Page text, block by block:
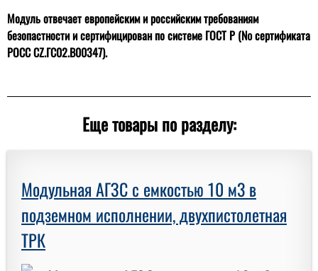
Модуль отвечает европейским и российским требованиям
безопастности и сертифицирован по системе ГОСТ Р (№ сертификата
РОСС CZ.ГС02.В00347).
Еще товары по разделу:
Модульная АГЗС с емкостью 10 м3 в
подземном исполнении, двухпистолетная
ТРК